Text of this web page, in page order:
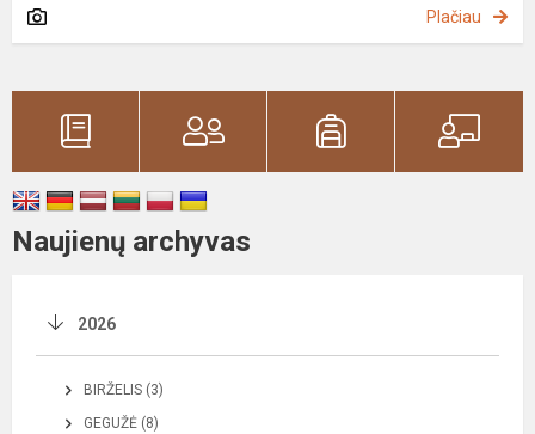
Plačiau
Naujienų archyvas
2026
BIRŽELIS (3)
GEGUŽĖ (8)